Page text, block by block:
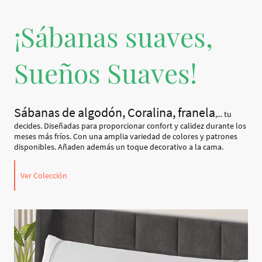
¡Sábanas suaves,
Sueños Suaves!
Sábanas de algodón, Coralina, franela,... tu
decides. Diseñadas para proporcionar confort y calidez durante los
meses más fríos. Con una amplia variedad de colores y patrones
disponibles. Añaden además un toque decorativo a la cama.
Ver Colección